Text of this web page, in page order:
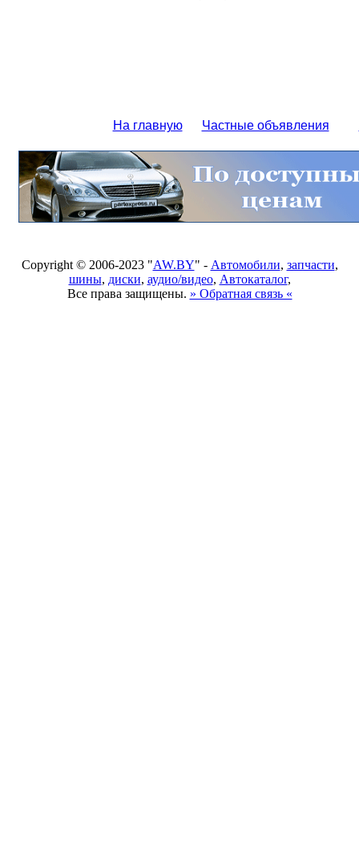
На главную Частные объявления
Copyright © 2006-2023 "AW.BY" - Автомобили, запчасти,
шины, диски, аудио/видео, Автокаталог,
Все права защищены. » Обратная связь «